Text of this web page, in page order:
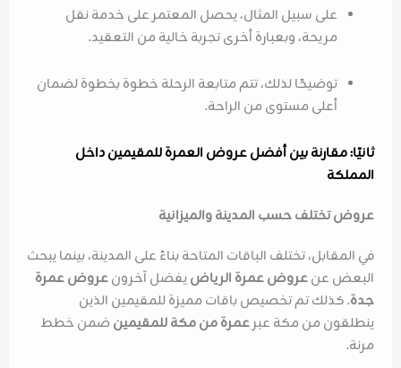
على سبيل المثال، يحصل المعتمر على خدمة نقل
مريحة، وبعبارة أخرى تجربة خالية من التعقيد.
توضيحًا لذلك، تتم متابعة الرحلة خطوة بخطوة لضمان
أعلى مستوى من الراحة.
ثانيًا: مقارنة بين أفضل عروض العمرة للمقيمين داخل
المملكة
عروض تختلف حسب المدينة والميزانية
في المقابل، تختلف الباقات المتاحة بناءً على المدينة، بينما يبحث
البعض عنعروض عمرة الرياضيفضل آخرونعروض عمرة
جدة. كذلك تم تخصيص باقات مميزة للمقيمين الذين
ينطلقون من مكة عبرعمرة من مكة للمقيمين ضمن خطط
مرنة.